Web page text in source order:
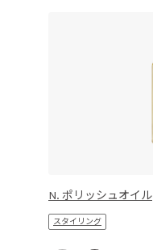
N. ポリッシュオイル
スタイリング